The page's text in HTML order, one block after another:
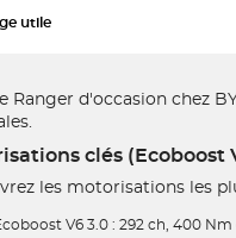
utile
Ranger d'occasion chez
clés (Ecoboost
les motorisations les
V6 3.0 : 292 ch, 400